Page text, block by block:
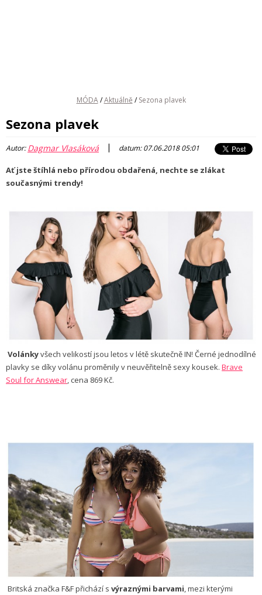
MÓDA / Aktuálně / Sezona plavek
Sezona plavek
Autor:Dagmar Vlasáková | datum: 07.06.2018 05:01
Ať jste štíhlá nebo přírodou obdařená, nechte se zlákat
současnými trendy!
Volánkyvšech velikostí jsou letos v létě skutečně IN! Černé jednodílné
plavky se díky volánu proměnily v neuvěřitelně sexy kousek. Brave
Soul for Answear, cena 869 Kč.
Britská značka F&F přichází s výraznými barvami, mezi kterými